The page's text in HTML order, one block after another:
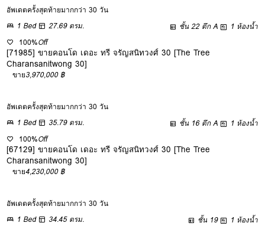
อัพเดตครั้งสุดท้ายมากกว่า 30 วัน
1 Bed
27.69 ตรม. ชั้น 22 ตึก A
1 ห้องน้ำ
100%Off
[71985] ขายคอนโด เดอะ ทรี จรัญสนิทวงศ์ 30 [The Tree
Charansanitwong 30]
ขาย3,970,000 ฿
อัพเดตครั้งสุดท้ายมากกว่า 30 วัน
1 Bed
35.79 ตรม. ชั้น 16 ตึก A
1 ห้องน้ำ
100%Off
[67129] ขายคอนโด เดอะ ทรี จรัญสนิทวงศ์ 30 [The Tree
Charansanitwong 30]
ขาย4,230,000 ฿
อัพเดตครั้งสุดท้ายมากกว่า 30 วัน
1 Bed
34.45 ตรม. ชั้น 19 1 ห้องน้ำ